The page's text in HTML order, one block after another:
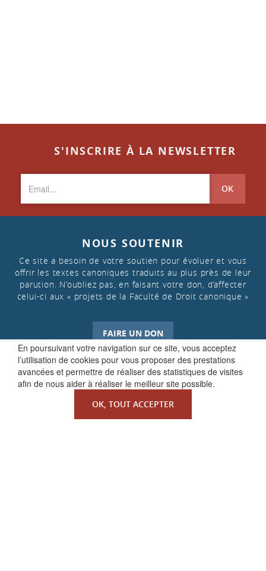
En poursuivant votre navigation sur ce site, vous acceptez
l’utilisation de cookies pour vous proposer des prestations
avancées et permettre de réaliser des statistiques de visites
afin de nous aider à réaliser le meilleur site possible.
OK, TOUT ACCEPTER
S'INSCRIRE À LA NEWSLETTER
OK
NOUS SOUTENIR
Ce site a besoin de votre soutien pour évoluer et vous
offrir les textes canoniques traduits au plus près de leur
parution. N’oubliez pas, en faisant votre don, d’affecter
celui-ci aux « projets de la Faculté de Droit canonique »
FAIRE UN DON